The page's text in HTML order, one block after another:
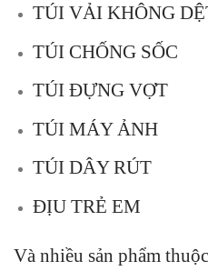
TÚI VẢI KHÔNG
TÚI CHỐNG SỐC
TÚI ĐỰNG VỢT
TÚI MÁY ẢNH
TÚI DÂY RÚT
ĐỊU TRẺ EM
Và nhiều sản phẩm